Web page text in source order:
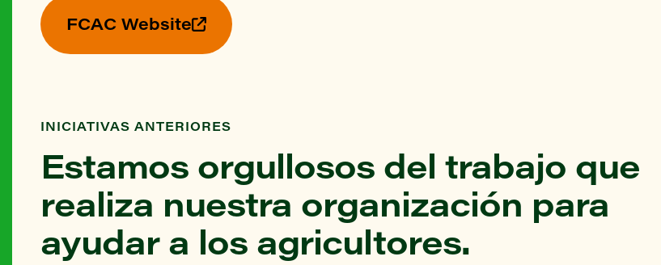
FCAC Website
INICIATIVAS ANTERIORES
Estamos orgullosos del trabajo que
realiza nuestra organización para
ayudar a los agricultores.